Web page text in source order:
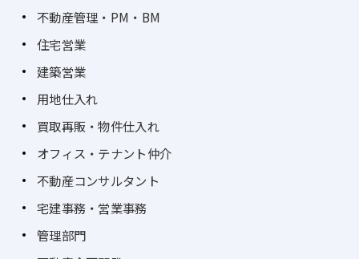
不動産管理・PM・BM
住宅営業
建築営業
用地仕入れ
買取再販・物件仕入れ
オフィス・テナント仲介
不動産コンサルタント
宅建事務・営業事務
管理部門